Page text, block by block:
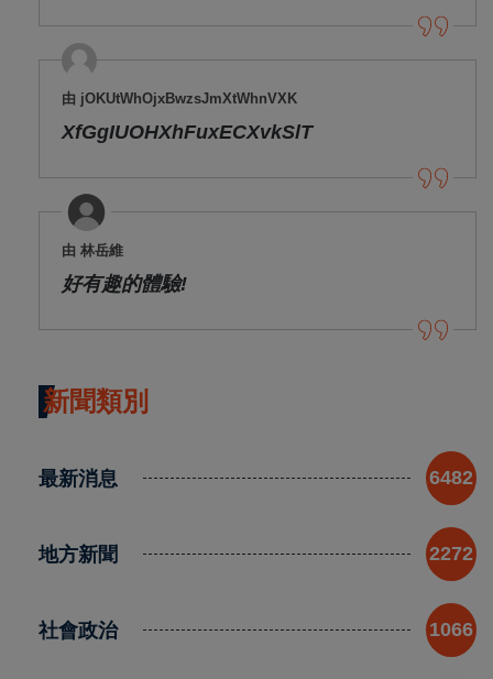
由 jOKUtWhOjxBwzsJmXtWhnVXK
XfGgIUOHXhFuxECXvkSlT
由 林岳維
好有趣的體驗!
新聞類別
最新消息 6482
地方新聞 2272
社會政治 1066